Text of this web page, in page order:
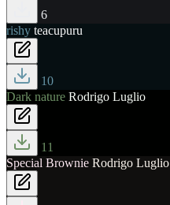
6
rishy teacupuru
10
Dark nature Rodrigo Luglio
11
Special Brownie Rodrigo Luglio